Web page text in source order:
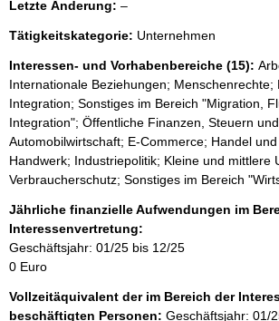
Letzte Änderung: –l
e
r
Tätigkeitskategorie: Unternehmen
Interessen- und Vorhabenbereiche (15):
Internationale Beziehungen; Menschenrechte;
Integration; Sonstiges im Bereich "Migration,
Integration"; Öffentliche Finanzen, Steuern
Automobilwirtschaft; E-Commerce; Handel
Handwerk; Industriepolitik; Kleine und mittlere
Verbraucherschutz; Sonstiges im Bereich
Jährliche finanzielle Aufwendungen im
Interessenvertretung:
Geschäftsjahr: 01/25 bis 12/25
0 Euro
Vollzeitäquivalent der im Bereich der
beschäftigten Personen: Geschäftsjahr: 01/